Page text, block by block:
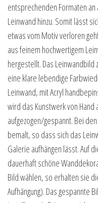
entsprechenden Formaten
Leinwand hinzu. Somit lässt
etwas vom Motiv verloren
aus feinem hochwertigem
hergestellt. Das Leinwandbild
eine klare lebendige
Leinwand, mit Acryl
wird das Kunstwerk von
aufgezogen/gespannt. Bei
bemalt, so dass sich das
Galerie aufhängen lässt. Auf
dauerhaft schöne
Bild wählen, so erhalten sie
Aufhängung). Das gespannte